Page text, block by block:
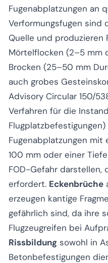
Fugenabplatzungen an
Verformungsfugen sind
Quelle und produzieren
Mörtelflocken (2–5 mm
Brocken (25–50 mm
auch grobes
Advisory Circular 150/
Verfahren für die
Fugenabplatzungen mit
100 mm oder einer
FOD-Gefahr darstellen,
erfordert. Eckenbrüche
erzeugen kantige
gefährlich sind, da ihre
Flugzeugreifen bei
Rissbildung sowohl in
Betonbefestigungen